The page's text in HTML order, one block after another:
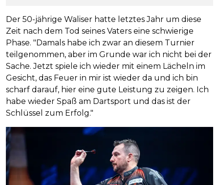
Der 50-jährige Waliser hatte letztes Jahr um diese
Zeit nach dem Tod seines Vaters eine schwierige
Phase. "Damals habe ich zwar an diesem Turnier
teilgenommen, aber im Grunde war ich nicht bei der
Sache. Jetzt spiele ich wieder mit einem Lächeln im
Gesicht, das Feuer in mir ist wieder da und ich bin
scharf darauf, hier eine gute Leistung zu zeigen. Ich
habe wieder Spaß am Dartsport und das ist der
Schlüssel zum Erfolg."